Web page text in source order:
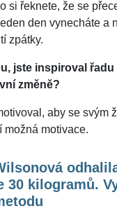
si řeknete, že se
den vynecháte a
zpátky.
jste inspiroval řadu
změně?
aby se svým
možná motivace.
30 kilogramů.